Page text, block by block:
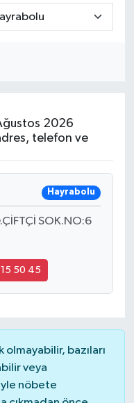
2026
telefon ve
Hayrabolu
SOK.NO:6
50 45
bazıları
veya
nöbete